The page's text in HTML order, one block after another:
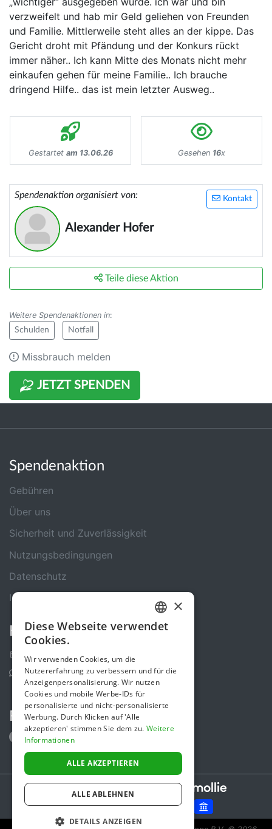
verzweifelt und hab mir Geld geliehen von Freunden
und Familie. Mittlerweile steht alles an der kippe. Das
Gericht droht mit Pfändung und der Konkurs rückt
immer näher.. Ich kann Mitte des Monats nicht mehr
einkaufen gehen für meine Familie.. Ich brauche
dringend Hilfe.. das ist mein letzter Ausweg..
Gestartet am 13.06.26 Gesehen 16x
Kontakt
Spendenaktion organisiert von:
Alexander Hofer
JETZT SPENDEN
Teile diese Aktion
Weitere Spendenaktionen in:
Schulden Notfall
Missbrauch melden
Spendenaktion
Gebühren
Über uns
Sicherheit und Zuverlässigkeit
Nutzungsbedingungen
Datenschutz
Impressum
Kontakt
Kontakt-Formular
Support Center
Folge uns
Secure payments powered by
GERMAN
×
Diese Webseite verwendet
Cookies.
Wir verwenden Cookies, um die
Nutzererfahrung zu verbessern und für die
Anzeigenpersonalisierung. Wir nutzen
Cookies und mobile Werbe-IDs für
personalisierte und nicht-personalisierte
Werbung. Durch Klicken auf 'Alle
akzeptieren' stimmen Sie dem zu. Weitere
Informationen
ALLE AKZEPTIEREN
ALLE ABLEHNEN
DETAILS ANZEIGEN